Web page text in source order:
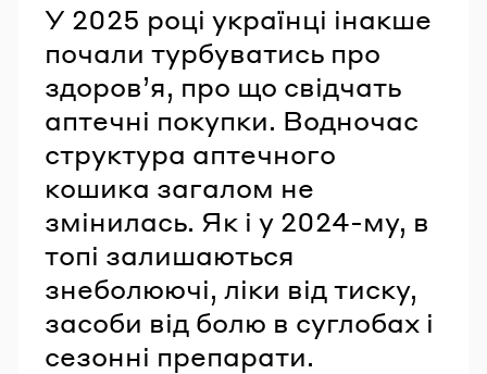
У 2025 році українці інакше
почали турбуватись про
здоров’я, про що свідчать
аптечні покупки. Водночас
структура аптечного
кошика загалом не
змінилась. Як і у 2024-му, в
топі залишаються
знеболюючі, ліки від тиску,
засоби від болю в суглобах і
сезонні препарати.